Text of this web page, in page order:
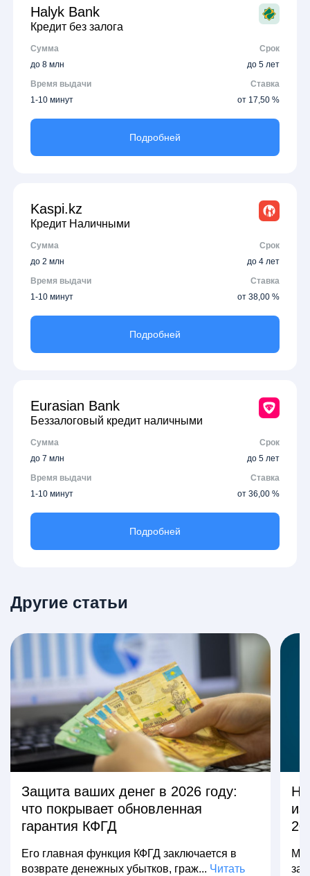
Halyk Bank
Кредит без залога
Сумма
Срок
до 8 млн
до 5 лет
Время выдачи
Ставка
1-10 минут
от 17,50 %
Подробней
Kaspi.kz
Кредит Наличными
Сумма
Срок
до 2 млн
до 4 лет
Время выдачи
Ставка
1-10 минут
от 38,00 %
Подробней
Eurasian Bank
Беззалоговый кредит наличными
Сумма
Срок
до 7 млн
до 5 лет
Время выдачи
Ставка
1-10 минут
от 36,00 %
Подробней
Другие статьи
Защита ваших денег в 2026 году:
что покрывает обновленная
гарантия КФГД
Его главная функция КФГД заключается в
возврате денежных убытков, граж... Читать